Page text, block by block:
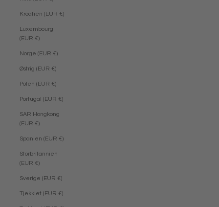
Kroatien (EUR €)
Luxembourg
(EUR €)
Norge (EUR €)
Østrig (EUR €)
Polen (EUR €)
Portugal (EUR €)
SAR Hongkong
(EUR €)
Spanien (EUR €)
Storbritannien
(EUR €)
Sverige (EUR €)
Tjekkiet (EUR €)